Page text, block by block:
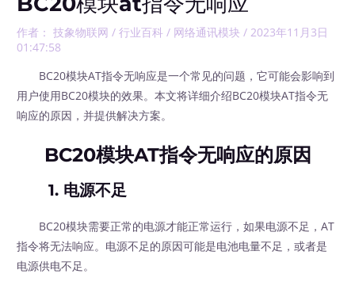
作者： 技象物联网/行业百科 / 网络通讯模块 /2023年11月3日
01:47:58
BC20模块AT指令无响应是一个常见的问题，它可能会影响到
用户使用BC20模块的效果。本文将详细介绍BC20模块AT指令无
响应的原因，并提供解决方案。
BC20模块AT指令无响应的原因
1. 电源不足
BC20模块需要正常的电源才能正常运行，如果电源不足，AT
指令将无法响应。电源不足的原因可能是电池电量不足，或者是
电源供电不足。